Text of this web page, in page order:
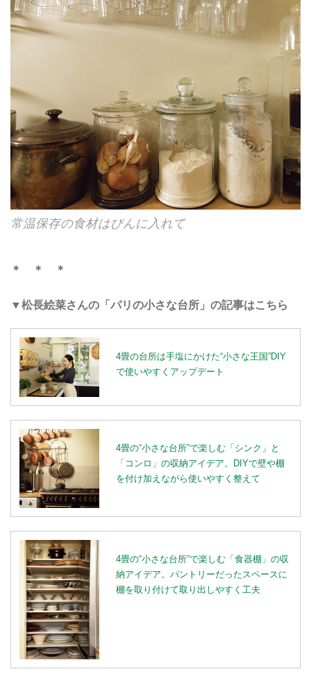
常温保存の食材はびんに入れて
＊ ＊ ＊
▼松長絵菜さんの「パリの小さな台所」の記事はこちら
4畳の台所は手塩にかけた“小さな王国”DIY
で使いやすくアップデート
4畳の“小さな台所”で楽しむ「シンク」と
「コンロ」の収納アイデア。DIYで壁や棚
を付け加えながら使いやすく整えて
4畳の“小さな台所”で楽しむ「食器棚」の収
納アイデア。パントリーだったスペースに
棚を取り付けて取り出しやすく工夫